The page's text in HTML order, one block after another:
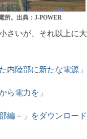
所。出典：J-POWER
さいが、それ以上に大
内陸部に新たな電源」
ら電力を」
編－」をダウンロード